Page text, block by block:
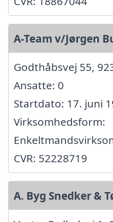
A-Team v/Jørgen
Godthåbsvej 55,
Ansatte: 0
Startdato: 17. juni
Virksomhedsform:
CVR: 52228719
A. Byg Snedker &